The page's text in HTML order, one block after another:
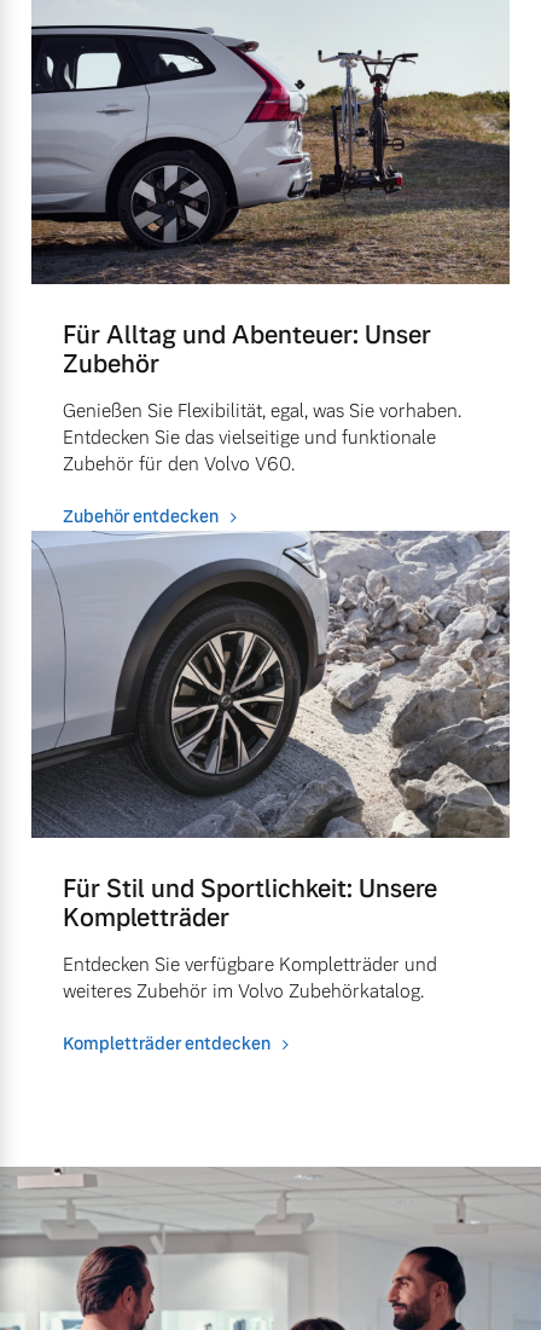
Für Alltag und Abenteuer: Unser
Zubehör
Genießen Sie Flexibilität, egal, was Sie vorhaben.
Entdecken Sie das vielseitige und funktionale
Zubehör für den Volvo V60.
Zubehör entdecken
Für Stil und Sportlichkeit: Unsere
Kompletträder
Entdecken Sie verfügbare Kompletträder und
weiteres Zubehör im Volvo Zubehörkatalog.
Kompletträder entdecken